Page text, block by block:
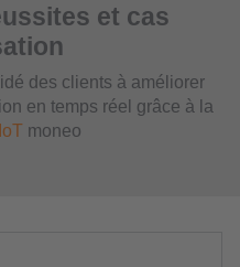
et cas
des clients à améliorer
en temps réel grâce à la
moneo